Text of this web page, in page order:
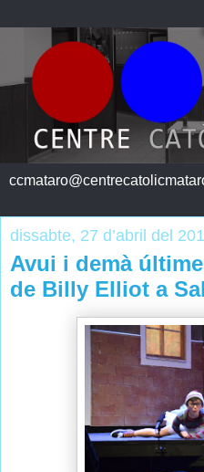
dissabte, 27 d’abril del
Avui i demà
de Billy Elliot a